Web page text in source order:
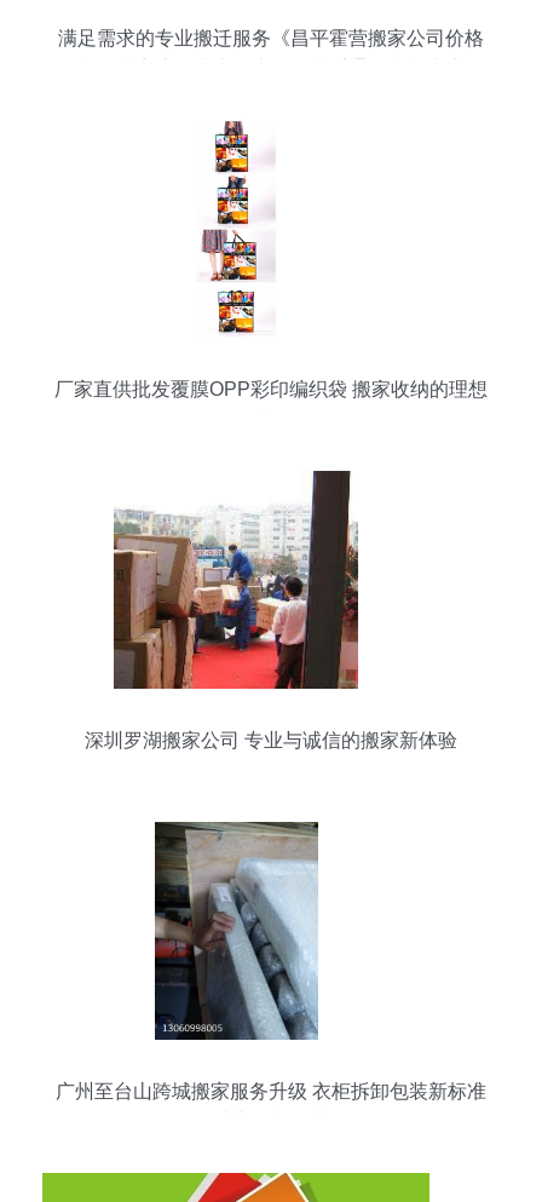
满足需求的专业搬迁服务《昌平霍营搬家公司价格
厂家直供批发覆膜OPP彩印编织袋 搬家收纳的理想
深圳罗湖搬家公司 专业与诚信的搬家新体验
广州至台山跨城搬家服务升级 衣柜拆卸包装新标准